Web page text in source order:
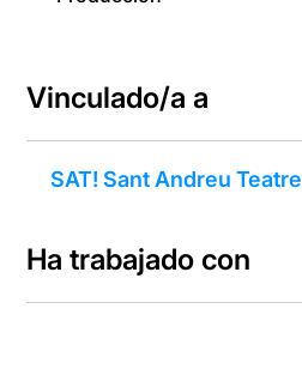
Vinculado/a a
SAT! Sant Andreu Teatre
Ha trabajado con